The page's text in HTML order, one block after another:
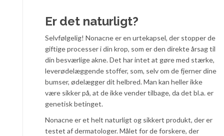
Er det naturligt?
Selvfølgelig! Nonacne er en urtekapsel, der stopper de
giftige processer i din krop, som er den direkte årsag til
din besværlige akne. Det har intet at gøre med stærke,
leverødelæggende stoffer, som, selv om de fjerner dine
bumser, ødelægger dit helbred. Man kan heller ikke
være sikker på, at de ikke vender tilbage, da det bl.a. er
genetisk betinget.
Nonacne er et helt naturligt og sikkert produkt, der er
testet af dermatologer. Målet for de forskere, der